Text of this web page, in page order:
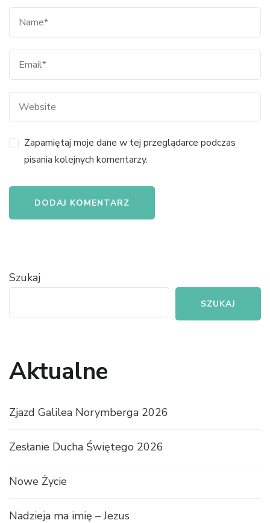
Zapamiętaj moje dane w tej przeglądarce podczas
pisania kolejnych komentarzy.
Szukaj
SZUKAJ
Aktualne
Zjazd Galilea Norymberga 2026
Zesłanie Ducha Świętego 2026
Nowe Życie
Nadzieja ma imię – Jezus